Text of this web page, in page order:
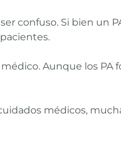
confuso. Si bien un
Aunque los PA
médicos,